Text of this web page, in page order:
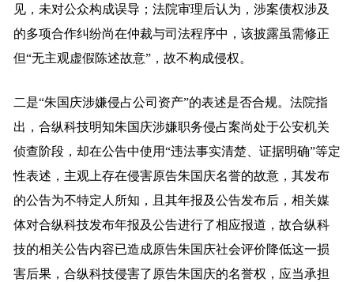
见，未对公众构成误导；法院审理后认为，涉案债权涉及
的多项合作纠纷尚在仲裁与司法程序中，该披露虽需修正
但“无主观虚假陈述故意”，故不构成侵权。
二是“朱国庆涉嫌侵占公司资产”的表述是否合规。法院指
出，合纵科技明知朱国庆涉嫌职务侵占案尚处于公安机关
侦查阶段，却在公告中使用“违法事实清楚、证据明确”等定
性表述，主观上存在侵害原告朱国庆名誉的故意，其发布
的公告为不特定人所知，且其年报及公告发布后，相关媒
体对合纵科技发布年报及公告进行了相应报道，故合纵科
技的相关公告内容已造成原告朱国庆社会评价降低这一损
害后果，合纵科技侵害了原告朱国庆的名誉权，应当承担